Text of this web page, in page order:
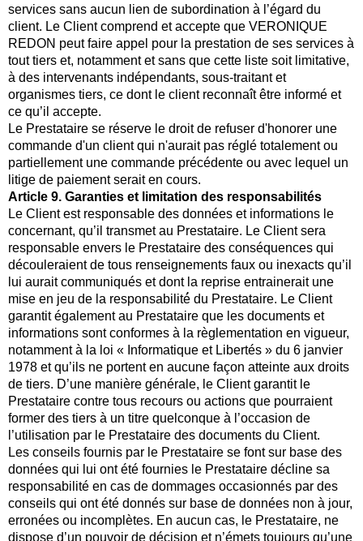
services sans aucun lien de subordination à l’égard du
client. Le Client comprend et accepte que VERONIQUE
REDON peut faire appel pour la prestation de ses services à
tout tiers et, notamment et sans que cette liste soit limitative,
à des intervenants indépendants, sous-traitant et
organismes tiers, ce dont le client reconnaît être informé et
ce qu’il accepte.
Le Prestataire se réserve le droit de refuser d'honorer une
commande d'un client qui n'aurait pas réglé totalement ou
partiellement une commande précédente ou avec lequel un
litige de paiement serait en cours.
Article 9. Garanties et limitation des responsabilités
Le Client est responsable des données et informations le
concernant, qu’il transmet au Prestataire. Le Client sera
responsable envers le Prestataire des conséquences qui
découleraient de tous renseignements faux ou inexacts qu’il
lui aurait communiqués et dont la reprise entrainerait une
mise en jeu de la responsabilité́ du Prestataire. Le Client
garantit également au Prestataire que les documents et
informations sont conformes à la règlementation en vigueur,
notamment à la loi « Informatique et Libertés » du 6 janvier
1978 et qu’ils ne portent en aucune façon atteinte aux droits
de tiers. D’une manière générale, le Client garantit le
Prestataire contre tous recours ou actions que pourraient
former des tiers à un titre quelconque à l’occasion de
l’utilisation par le Prestataire des documents du Client.
Les conseils fournis par le Prestataire se font sur base des
données qui lui ont été fournies le Prestataire décline sa
responsabilité en cas de dommages occasionnés par des
conseils qui ont été donnés sur base de données non à jour,
erronées ou incomplètes. En aucun cas, le Prestataire, ne
dispose d’un pouvoir de décision et n’émets toujours qu’une